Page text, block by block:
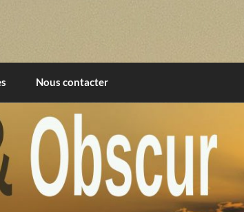
Nous contacter